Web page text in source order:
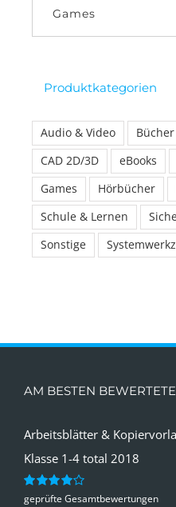
Games
Produktkategorien
Audio & Video Bücher
CAD 2D/3D
eBooks
Games
Hörbücher
Schule & Lernen
Sonstige
AM BESTEN
Arbeitsblätter &
Klasse 1-4 total 2018
Bewertet
geprüfte Gesamtbewertungen